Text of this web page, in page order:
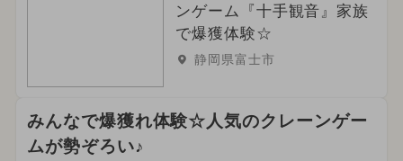
ンゲーム『十手観音』家族
で爆獲体験☆
静岡県富士市
みんなで爆獲れ体験☆人気のクレーンゲー
ムが勢ぞろい♪